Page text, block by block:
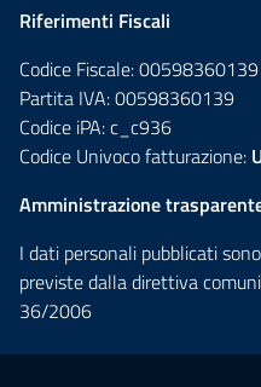
Riferimenti Fiscali
Codice Fiscale: 00598360139
Partita IVA: 00598360139
Codice iPA: c_c936
Codice Univoco fatturazione:
Amministrazione
I dati personali pubblicati
previste dalla direttiva
36/2006